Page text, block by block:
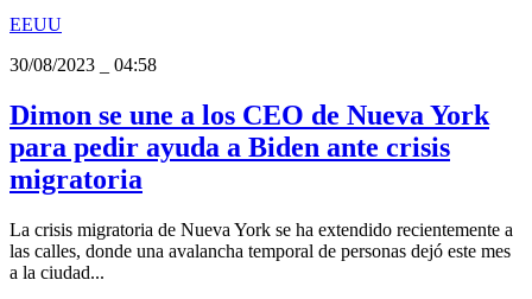
EEUU
30/08/2023
04:58
Dimon se une a los CEO de Nueva York
para pedir ayuda a Biden ante crisis
migratoria
La crisis migratoria de Nueva York se ha extendido recientemente a
las calles, donde una avalancha temporal de personas dejó este mes
a la ciudad...